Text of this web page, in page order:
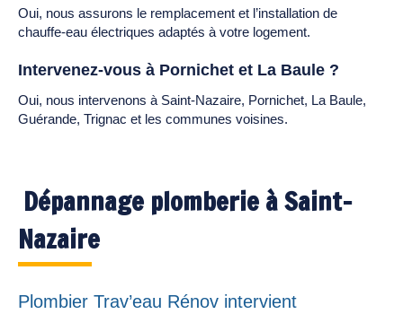
Oui, nous assurons le remplacement et l’installation de
chauffe-eau électriques adaptés à votre logement.
Intervenez-vous à Pornichet et La Baule ?
Oui, nous intervenons à Saint-Nazaire, Pornichet, La Baule,
Guérande, Trignac et les communes voisines.
Dépannage plomberie à Saint-
Nazaire
Plombier Trav’eau Rénov intervient